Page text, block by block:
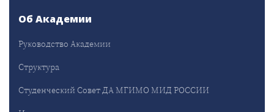
Об Академии
Руководство Академии
Структура
Студенческий Совет ДА МГИМО МИД РОССИИ